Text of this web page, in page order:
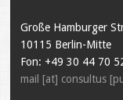
Große Hamburger
10115 Berlin-Mitte
Fon: +49 30 44 70
mail [at] consultus